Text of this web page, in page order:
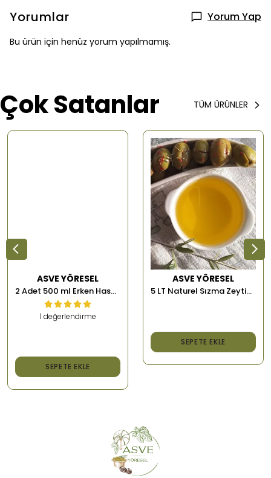
Yorumlar Yorum Yap
Bu ürün için henüz yorum yapılmamış.
Çok Satanlar TÜM ÜRÜNLER
ASVE YÖRESEL
2 Adet 500 ml Erken Hasat Memecik Soğuk Sıkım Zeytinyağı
1 değerlendirme
SEPETE EKLE
ASVE YÖRESEL
5 LT Naturel Sızma Zeytinyağı
SEPETE EKLE